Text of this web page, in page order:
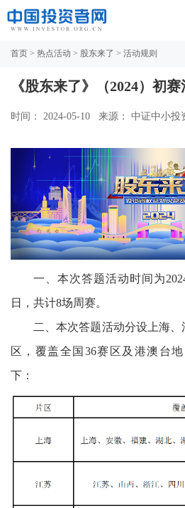
首页 > 热点活动 > 股东来了 > 活动规则
《股东来了》（2024）初
时间： 2024-05-10 来源： 中证中小投
一、本次答题活动时间为
日，共计8场周赛。
二、本次答题活动分设上海
区，覆盖全国 36赛区及港澳台
下：